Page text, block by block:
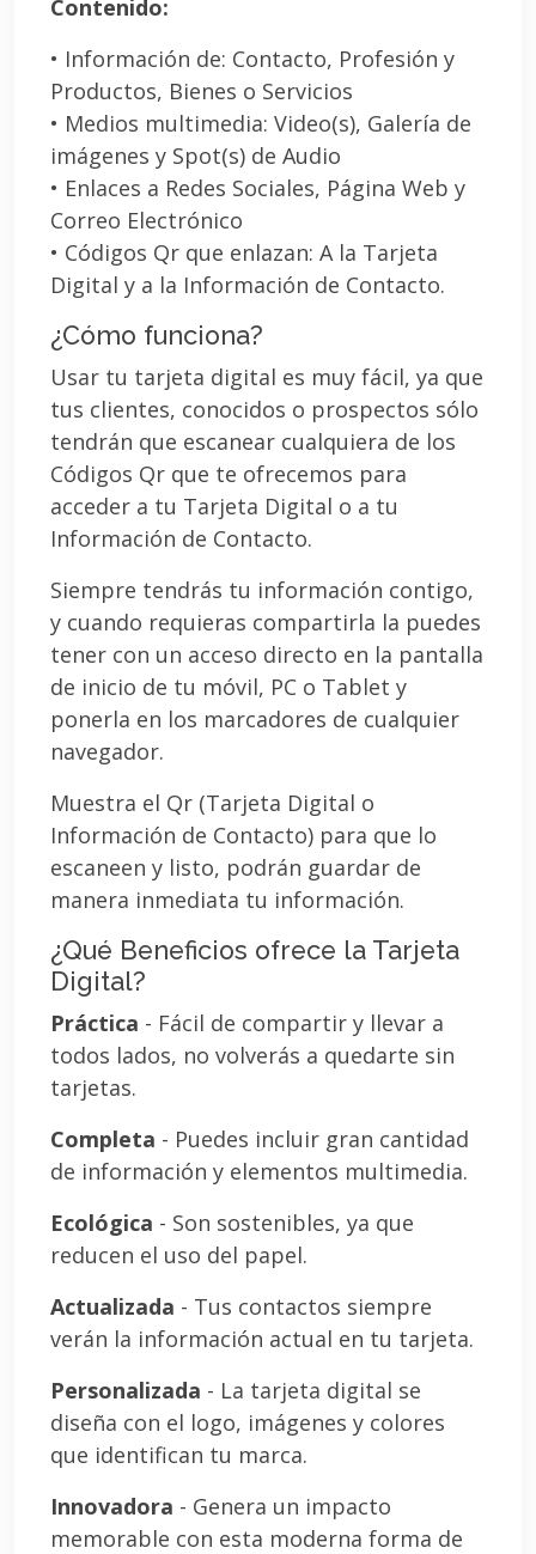
Contenido:
• Información de: Contacto, Profesión y
Productos, Bienes o Servicios
• Medios multimedia: Video(s), Galería de
imágenes y Spot(s) de Audio
• Enlaces a Redes Sociales, Página Web y
Correo Electrónico
• Códigos Qr que enlazan: A la Tarjeta
Digital y a la Información de Contacto.
¿Cómo funciona?
Usar tu tarjeta digital es muy fácil, ya que
tus clientes, conocidos o prospectos sólo
tendrán que escanear cualquiera de los
Códigos Qr que te ofrecemos para
acceder a tu Tarjeta Digital o a tu
Información de Contacto.
Siempre tendrás tu información contigo,
y cuando requieras compartirla la puedes
tener con un acceso directo en la pantalla
de inicio de tu móvil, PC o Tablet y
ponerla en los marcadores de cualquier
navegador.
Muestra el Qr (Tarjeta Digital o
Información de Contacto) para que lo
escaneen y listo, podrán guardar de
manera inmediata tu información.
¿Qué Beneficios ofrece la Tarjeta
Digital?
Práctica - Fácil de compartir y llevar a
todos lados, no volverás a quedarte sin
tarjetas.
Completa - Puedes incluir gran cantidad
de información y elementos multimedia.
Ecológica - Son sostenibles, ya que
reducen el uso del papel.
Actualizada - Tus contactos siempre
verán la información actual en tu tarjeta.
Personalizada - La tarjeta digital se
diseña con el logo, imágenes y colores
que identifican tu marca.
Innovadora - Genera un impacto
memorable con esta moderna forma de